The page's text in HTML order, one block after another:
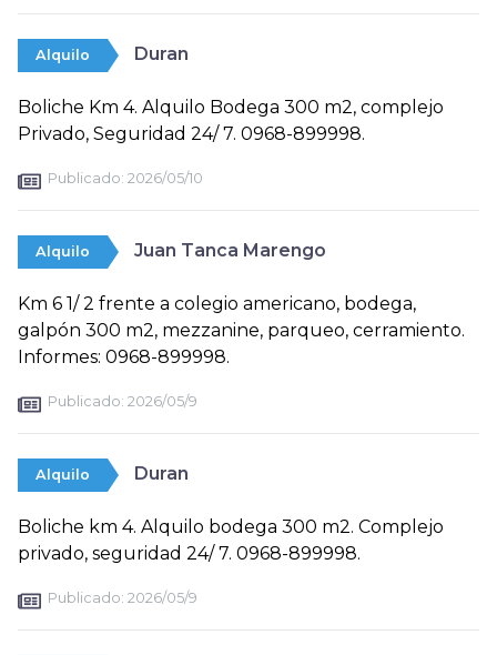
Alquilo Duran
Boliche Km 4. Alquilo Bodega 300 m2, complejo
Privado, Seguridad 24/ 7. 0968-899998.
Publicado: 2026/05/10
Alquilo Juan Tanca Marengo
Km 6 1/ 2 frente a colegio americano, bodega,
galpón 300 m2, mezzanine, parqueo, cerramiento.
Informes: 0968-899998.
Publicado: 2026/05/9
Alquilo Duran
Boliche km 4. Alquilo bodega 300 m2. Complejo
privado, seguridad 24/ 7. 0968-899998.
Publicado: 2026/05/9